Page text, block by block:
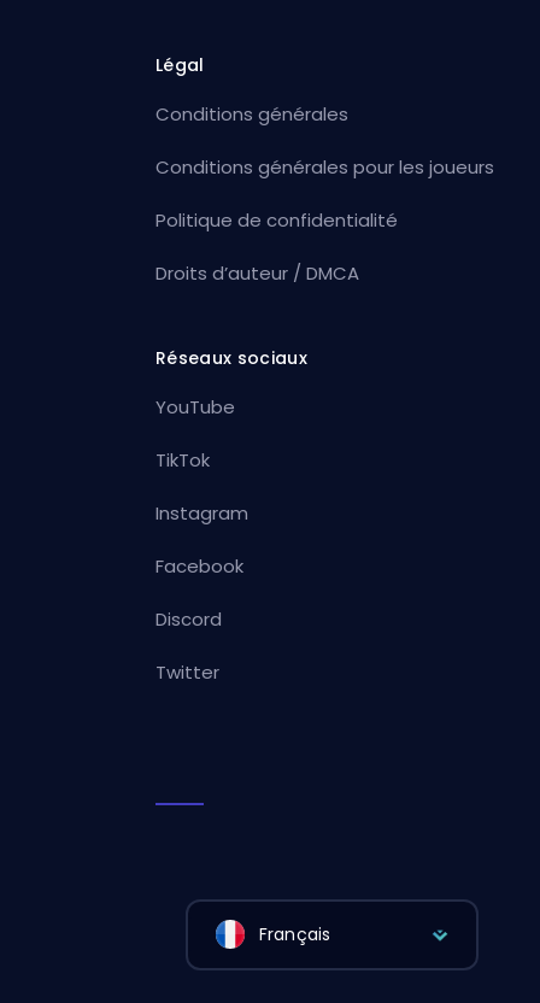
Légal
Conditions générales
Conditions générales pour les joueurs
Politique de confidentialité
Droits d’auteur / DMCA
Réseaux sociaux
YouTube
TikTok
Instagram
Facebook
Discord
Twitter
Français